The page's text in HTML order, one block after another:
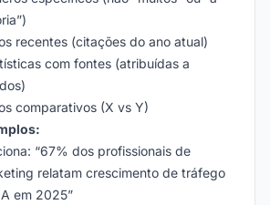
recentes (citações do ano atual)
com fontes (atribuídas a
comparativos (X vs Y)
“67% dos profissionais de
relatam crescimento de tráfego
em 2025”